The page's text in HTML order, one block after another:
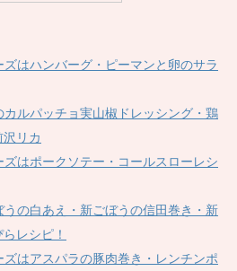
はハンバーグ・ピーマンと卵のサラ
ルパッチョ実山椒ドレッシング・鶏
リカ
はポークソテー・コールスローレシ
の白あえ・新ごぼうの信田巻き・新
レシピ！
はアスパラの豚肉巻き・レンチンポ